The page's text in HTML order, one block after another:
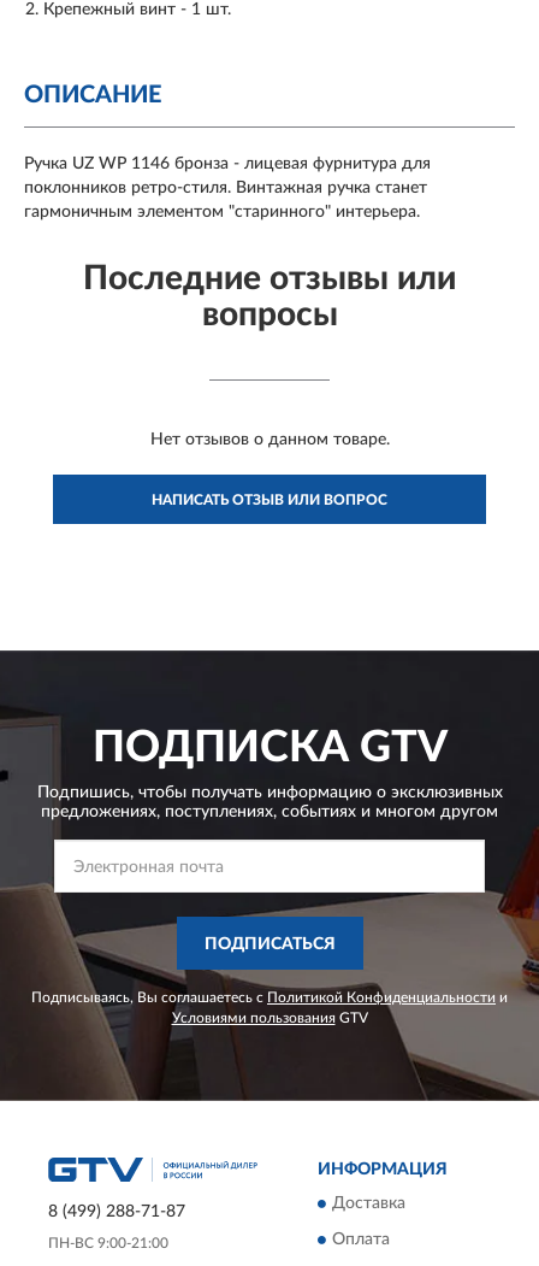
Крепежный винт - 1 шт.
ОПИСАНИЕ
Ручка UZ WP 1146 бронза - лицевая фурнитура для
поклонников ретро-стиля. Винтажная ручка станет
гармоничным элементом "старинного" интерьера.
Последние отзывы или
вопросы
Нет отзывов о данном товаре.
НАПИСАТЬ ОТЗЫВ ИЛИ ВОПРОС
ПОДПИСКАGTV
Подпишись, чтобы получать информацию о эксклюзивных
предложениях, поступлениях, событиях и многом другом
ПОДПИСАТЬСЯ
Подписываясь, Вы соглашаетесь с Политикой Конфиденциальности и
Условиями пользованияGTV
8 (499) 288-71-87
ПН-ВС 9:00-21:00
ИНФОРМАЦИЯ
Доставка
Оплата